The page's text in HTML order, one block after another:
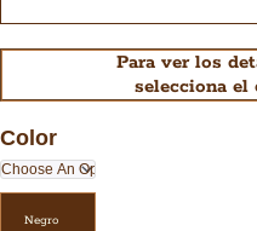
Para ver los
selecciona el
Color
Negro